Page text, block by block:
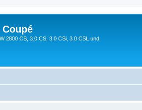
Coupé
2800 CS, 3.0 CS, 3.0 CSi, 3.0 CSL und